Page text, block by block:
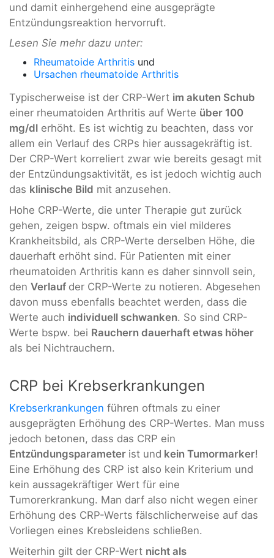
und damit einhergehend eine ausgeprägte
Entzündungsreaktion hervorruft.
Lesen Sie mehr dazu unter:
Rheumatoide Arthritis und
Ursachen rheumatoide Arthritis
Typischerweise ist der CRP-Wert im akuten Schub
einer rheumatoiden Arthritis auf Werte über 100
mg/dl erhöht. Es ist wichtig zu beachten, dass vor
allem ein Verlauf des CRPs hier aussagekräftig ist.
Der CRP-Wert korreliert zwar wie bereits gesagt mit
der Entzündungsaktivität, es ist jedoch wichtig auch
das klinische Bild mit anzusehen.
Hohe CRP-Werte, die unter Therapie gut zurück
gehen, zeigen bspw. oftmals ein viel milderes
Krankheitsbild, als CRP-Werte derselben Höhe, die
dauerhaft erhöht sind. Für Patienten mit einer
rheumatoiden Arthritis kann es daher sinnvoll sein,
den Verlauf der CRP-Werte zu notieren. Abgesehen
davon muss ebenfalls beachtet werden, dass die
Werte auch individuell schwanken. So sind CRP-
Werte bspw. bei Rauchern dauerhaft etwas höher
als bei Nichtrauchern.
CRP bei Krebserkrankungen
Krebserkrankungen führen oftmals zu einer
ausgeprägten Erhöhung des CRP-Wertes. Man muss
jedoch betonen, dass das CRP ein
Entzündungsparameter ist und kein Tumormarker!
Eine Erhöhung des CRP ist also kein Kriterium und
kein aussagekräftiger Wert für eine
Tumorerkrankung. Man darf also nicht wegen einer
Erhöhung des CRP-Werts fälschlicherweise auf das
Vorliegen eines Krebsleidens schließen.
Weiterhin gilt der CRP-Wert nicht als